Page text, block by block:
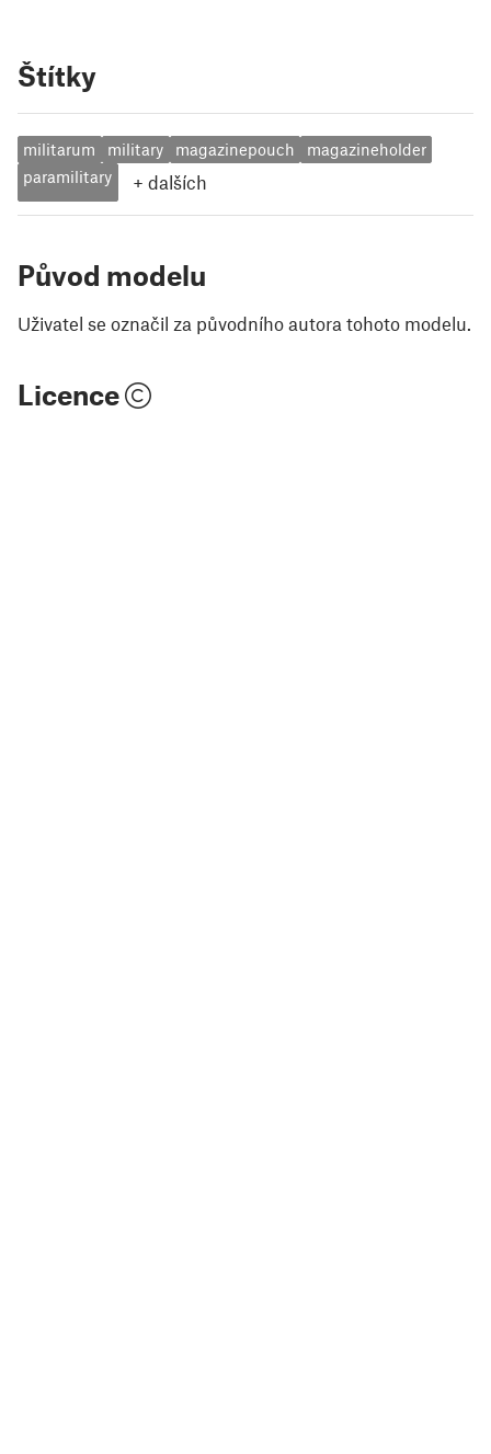
Štítky
militarum military magazinepouch
magazineholder
paramilitary
+ dalších
Původ modelu
Uživatel se označil za původního autora tohoto modelu.
Licence